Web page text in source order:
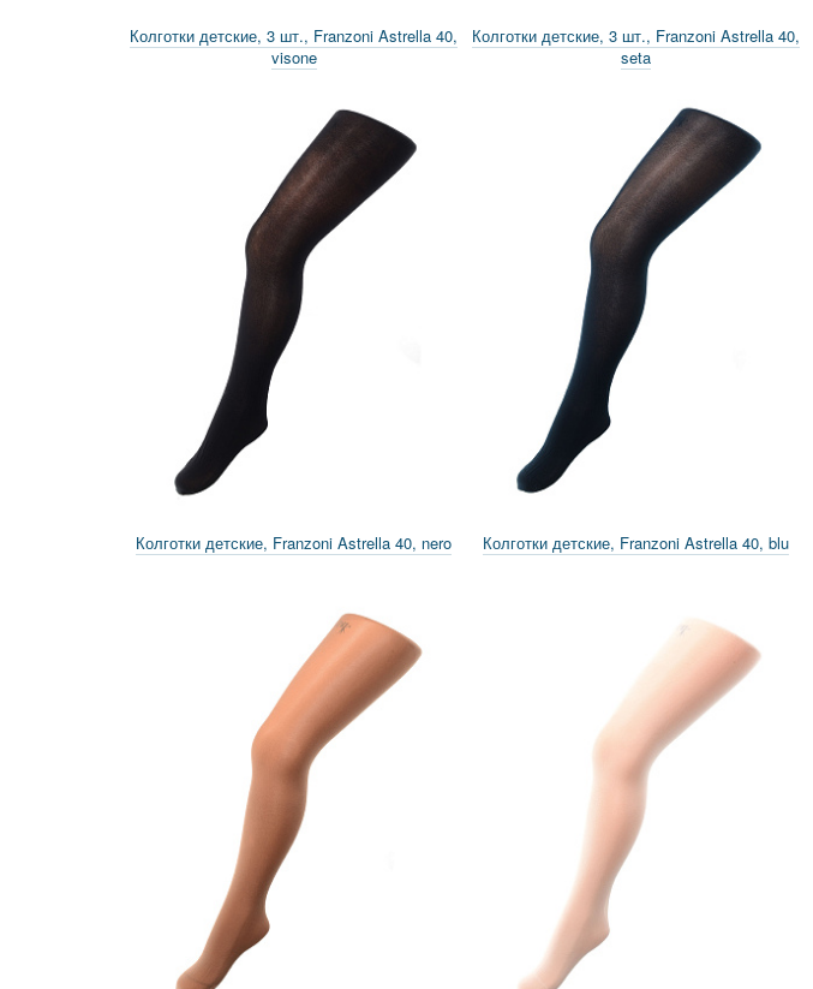
Колготки детские, 3 шт., Franzoni Astrella 40,
visone
Колготки детские, 3 шт., Franzoni Astrella 40,
seta
Колготки детские, Franzoni Astrella 40, nero Колготки детские, Franzoni Astrella 40, blu